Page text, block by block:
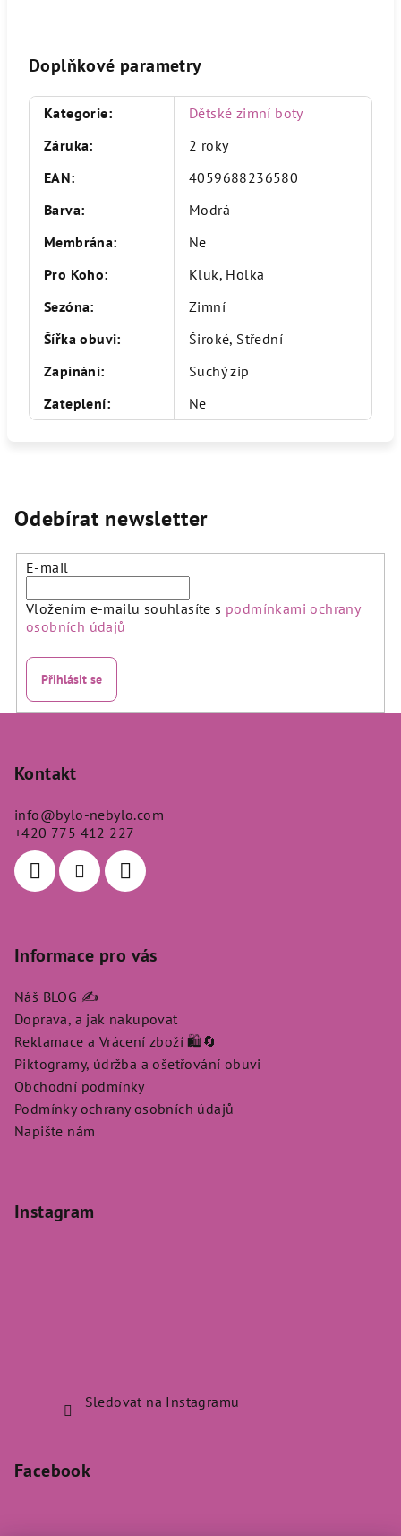
Doplňkové parametry
Kategorie:
Dětské zimní boty
Záruka:
2 roky
EAN:
4059688236580
Barva:
Modrá
Membrána:
Ne
Pro Koho:
Kluk, Holka
Sezóna:
Zimní
Šířka obuvi:
Široké, Střední
Zapínání:
Suchý zip
Zateplení: Ne
Odebírat newsletter
E-mail
Vložením e-mailu souhlasíte s podmínkami ochrany
osobních údajů
Přihlásit se
Kontakt
info@bylo-nebylo.com
+420 775 412 227
Informace pro vás
Náš BLOG ✍️
Doprava, a jak nakupovat
Reklamace a Vrácení zboží 🛍️🔄
Piktogramy, údržba a ošetřování obuvi
Obchodní podmínky
Podmínky ochrany osobních údajů
Napište nám
Instagram
Sledovat na Instagramu
Facebook